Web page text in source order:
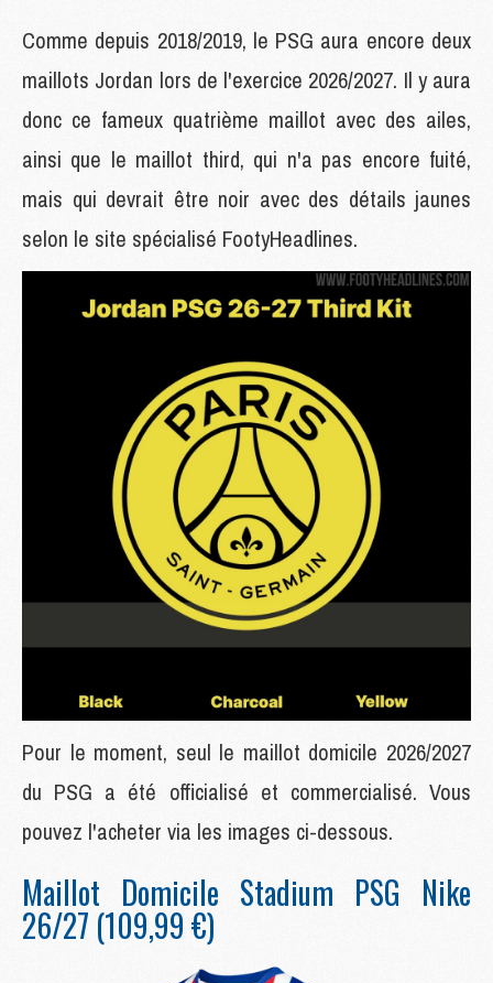
Comme depuis 2018/2019, le PSG aura encore deux
maillots Jordan lors de l'exercice 2026/2027. Il y aura
donc ce fameux quatrième maillot avec des ailes,
ainsi que le maillot third, qui n'a pas encore fuité,
mais qui devrait être noir avec des détails jaunes
selon le site spécialisé FootyHeadlines.
Pour le moment, seul le maillot domicile 2026/2027
du PSG a été officialisé et commercialisé. Vous
pouvez l'acheter via les images ci-dessous.
Maillot Domicile Stadium PSG Nike
26/27 (109,99 €)